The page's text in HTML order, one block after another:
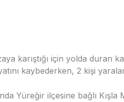
karıştığı için yolda duran
kaybederken, 2 kişi
Yüreğir ilçesine bağlı Kışla